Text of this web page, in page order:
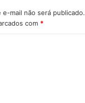
mail não será publicado.
com *